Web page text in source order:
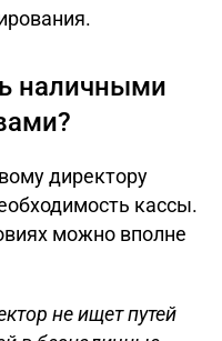
наличными
директору
кассы.
можно вполне
не ищет путей